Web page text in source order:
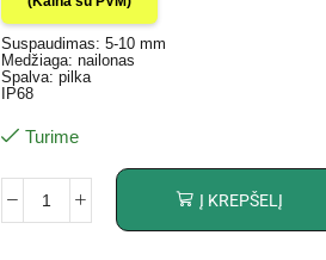
Suspaudimas: 5-10 mm
Medžiaga: nailonas
Spalva: pilka
IP68
Turime
Į KREPŠELĮ